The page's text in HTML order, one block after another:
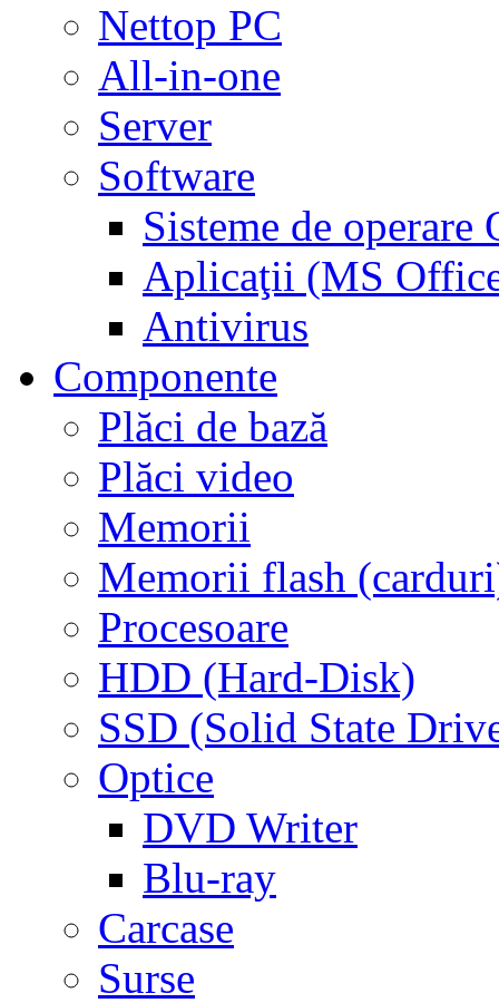
Nettop PC
All-in-one
Server
Software
Sisteme de operare
Aplicaţii (MS
Antivirus
Componente
Plăci de bază
Plăci video
Memorii
Memorii flash
Procesoare
HDD (Hard-Disk)
SSD (Solid State
Optice
DVD Writer
Blu-ray
Carcase
Surse